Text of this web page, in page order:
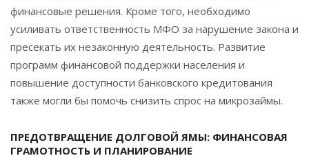
финансовые решения. Кроме того, необходимо
усиливать ответственность МФО за нарушение закона и
пресекать их незаконную деятельность. Развитие
программ финансовой поддержки населения и
повышение доступности банковского кредитования
также могли бы помочь снизить спрос на микрозаймы.
ПРЕДОТВРАЩЕНИЕ ДОЛГОВОЙ ЯМЫ: ФИНАНСОВАЯ
ГРАМОТНОСТЬ И ПЛАНИРОВАНИЕ